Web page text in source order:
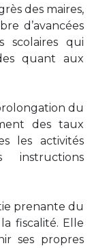
des maires,
d’avancées
scolaires qui
quant aux
du
des taux
les activités
instructions
prenante du
fiscalité. Elle
ses propres